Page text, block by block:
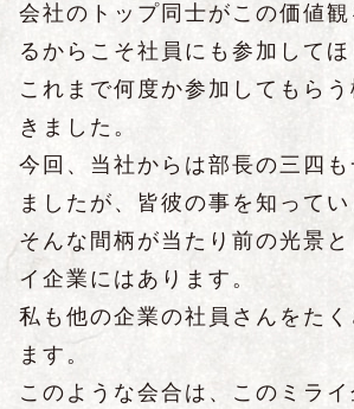
会社のトップ同士がこの価値
るからこそ社員にも参加してほ
これまで何度か参加してもら
きました。
今回、当社からは部長の三四も
ましたが、皆彼の事を知ってい
そんな間柄が当たり前の光景と
イ企業にはあります。
私も他の企業の社員さんをた
ます。
このような会合は、このミラ